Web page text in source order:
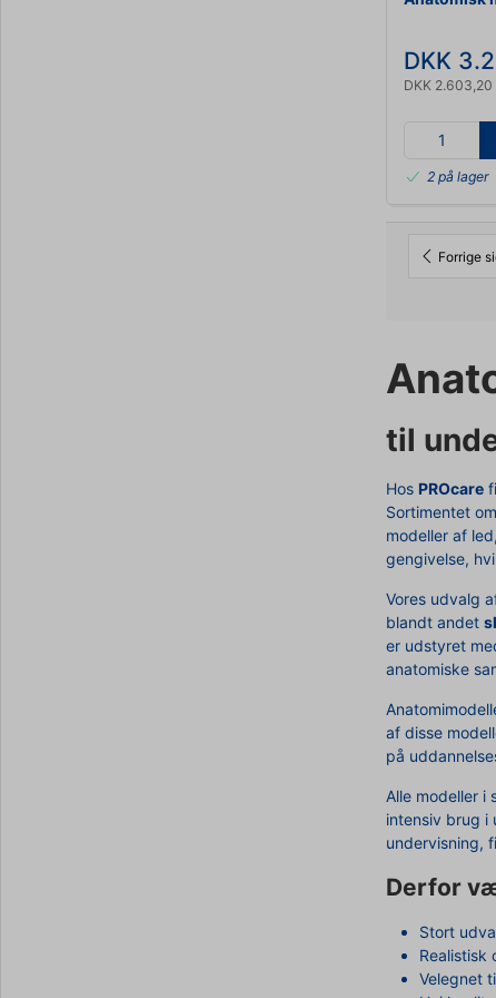
DKK
DKK
2 på lager
Forrige
til
Hos PROcare
Sortimentet
modeller af
gengivelse,
Vores udvalg
blandt andet
er udstyret
anatomiske
af disse
på
Alle modeller
intensiv brug i
undervisning,
Derfor
Stort
Realistisk
Velegnet